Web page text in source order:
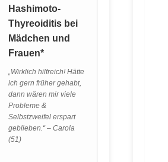
Hashimoto-
Thyreoiditis bei
Mädchen und
Frauen*
„Wirklich hilfreich! Hätte
ich gern früher gehabt,
dann wären mir viele
Probleme &
Selbstzweifel erspart
geblieben.“ – Carola
(51)